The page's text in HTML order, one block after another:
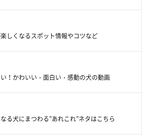
しくなるスポット情報やコツなど
！かわいい・面白い・感動の犬の動画
る犬にまつわる”あれこれ”ネタはこちら